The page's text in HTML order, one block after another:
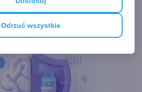
Odrzuć wszystkie
cyberbezpieczeństwa:
Microsoft rozszerza
aktualizacji Microsoft
Defender. VPN w pakiecie!